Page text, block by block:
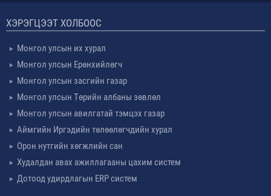
ХЭРЭГЦЭЭТ ХОЛБООС
Монгол улсын их хурал
Монгол улсын Ерөнхийлөгч
Монгол улсын засгийн газар
Монгол улсын Төрийн албаны зөвлөл
Монгол улсын авилгатай тэмцэх газар
Аймгийн Иргэдийн төлөөлөгчдийн хурал
Орон нутгийн хөгжлийн сан
Худалдан авах ажиллагааны цахим систем
Дотоод удирдлагын ERP систем